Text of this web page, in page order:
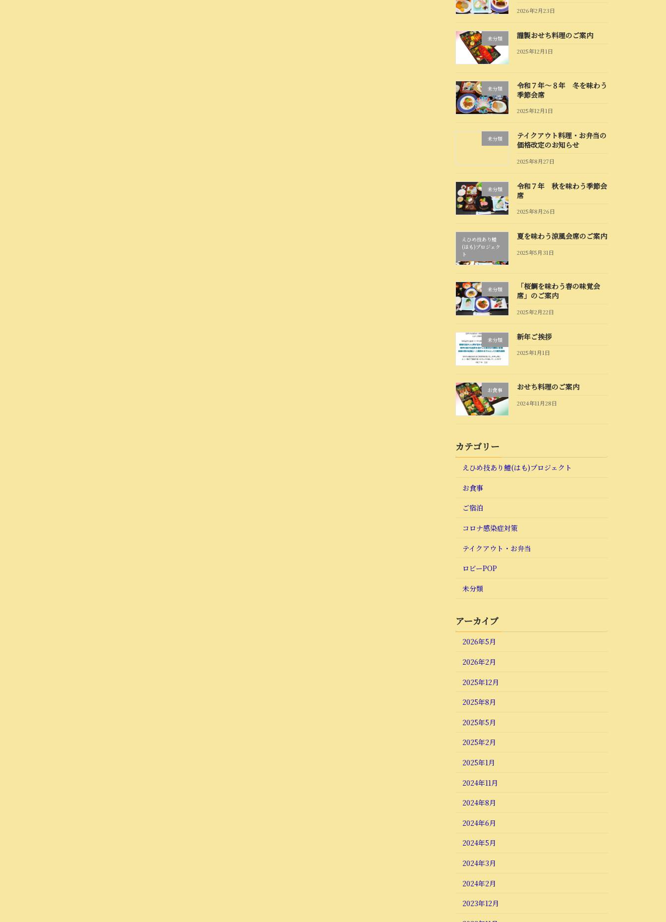
2026年2月23日
未分類 謹製おせち料理のご案内
2025年12月1日
未分類
令和７年～８年 冬を味わう
季節会席
2025年12月1日
未分類
テイクアウト料理・お弁当の
価格改定のお知らせ
2025年8月27日
未分類
令和７年 秋を味わう季節会
席
2025年8月26日
えひめ技あり鱧
(はも)プロジェク
ト
夏を味わう涼風会席のご案内
2025年5月31日
未分類
「桜鯛を味わう春の味覚会
席」のご案内
2025年2月22日
未分類 新年ご挨拶
2025年1月1日
お食事 おせち料理のご案内
2024年11月28日
カテゴリー
えひめ技あり鱧(はも)プロジェクト
お食事
ご宿泊
コロナ感染症対策
テイクアウト・お弁当
ロビーPOP
未分類
アーカイブ
2026年5月
2026年2月
2025年12月
2025年8月
2025年5月
2025年2月
2025年1月
2024年11月
2024年8月
2024年6月
2024年5月
2024年3月
2024年2月
2023年12月